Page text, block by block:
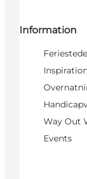
Information
Way Out
Events